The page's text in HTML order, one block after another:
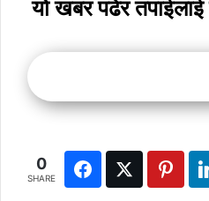
यो खबर पढेर
0
SHARE